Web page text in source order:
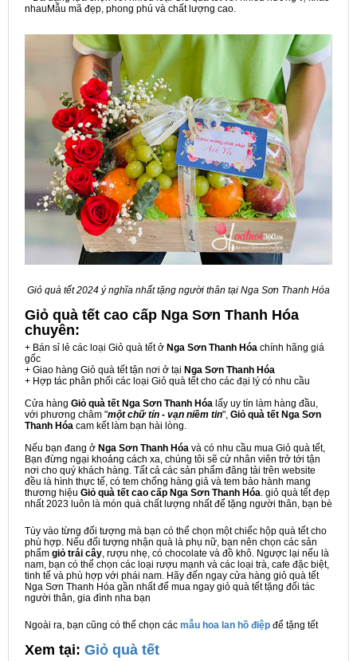
nhauMẫu mã đẹp, phong phú và chất lượng cao.
Giỏ quà tết 2024 ý nghĩa nhất tặng người thân tại Nga Sơn Thanh Hóa
Giỏ quà tết cao cấp Nga Sơn Thanh Hóa
chuyên:
+ Bán sỉ lẻ các loại Giỏ quà tết ở Nga Sơn Thanh Hóa chính hãng giá
gốc
+ Giao hàng Giỏ quà tết tận nơi ở tại Nga Sơn Thanh Hóa
+ Hợp tác phân phối các loại Giỏ quà tết cho các đại lý có nhu cầu
Cửa hàng Giỏ quà tết Nga Sơn Thanh Hóa lấy uy tín làm hàng đầu,
với phương châm "một chữ tín - vạn niềm tin", Giỏ quà tết Nga Sơn
Thanh Hóa cam kết làm bạn hài lòng.
Nếu bạn đang ở Nga Sơn Thanh Hóa và có nhu cầu mua Giỏ quà tết,
Bạn đừng ngại khoảng cách xa, chúng tôi sẽ cử nhân viên trở tới tận
nơi cho quý khách hàng. Tất cả các sản phẩm đăng tải trên website
đều là hình thực tế, có tem chống hàng giả và tem bảo hành mang
thương hiệu Giỏ quà tết cao cấp Nga Sơn Thanh Hóa. giỏ quà tết đẹp
nhất 2023 luôn là món quà chất lượng nhất để tặng người thân, bạn bè
Tùy vào từng đối tượng mà bạn có thể chọn một chiếc hộp quà tết cho
phù hợp. Nếu đối tượng nhận quà là phụ nữ, bạn nên chọn các sản
phẩm giỏ trái cây, rượu nhẹ, có chocolate và đồ khô. Ngược lại nếu là
nam, bạn có thể chọn các loại rượu mạnh và các loại trà, cafe đặc biệt,
tinh tế và phù hợp với phái nam. Hãy đến ngay cửa hàng giỏ quà tết
Nga Sơn Thanh Hóa gần nhất để mua ngay giỏ quà tết tặng đối tác
người thân, gia đình nha bạn
Ngoài ra, bạn cũng có thể chọn các mẫu hoa lan hồ điệp để tặng tết
Xem tại: Giỏ quà tết